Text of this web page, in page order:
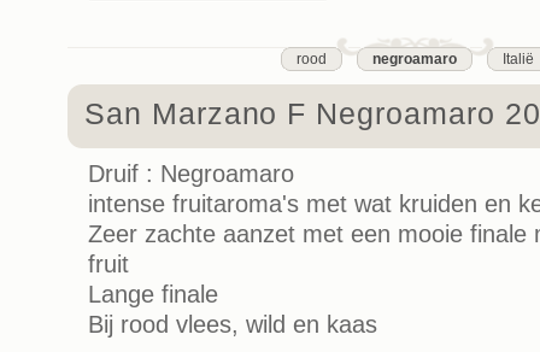
rood negroamaro Italië
San Marzano F Negroamaro
Druif : Negroamaro
intense fruitaroma's met wat kruiden en
Zeer zachte aanzet met een mooie finale
fruit
Lange finale
Bij rood vlees, wild en kaas